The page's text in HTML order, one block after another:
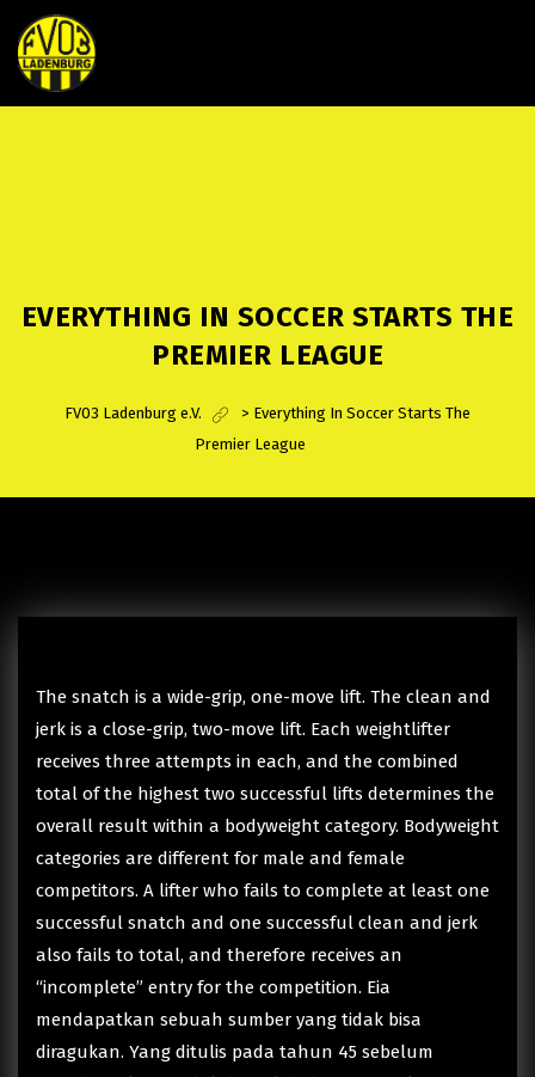
EVERYTHING IN SOCCER STARTS THE
PREMIER LEAGUE
FV03 Ladenburg e.V. > Everything In Soccer Starts The
Premier League
The snatch is a wide-grip, one-move lift. The clean and
jerk is a close-grip, two-move lift. Each weightlifter
receives three attempts in each, and the combined
total of the highest two successful lifts determines the
overall result within a bodyweight category. Bodyweight
categories are different for male and female
competitors. A lifter who fails to complete at least one
successful snatch and one successful clean and jerk
also fails to total, and therefore receives an
“incomplete” entry for the competition. Eia
mendapatkan sebuah sumber yang tidak bisa
diragukan. Yang ditulis pada tahun 45 sebelum